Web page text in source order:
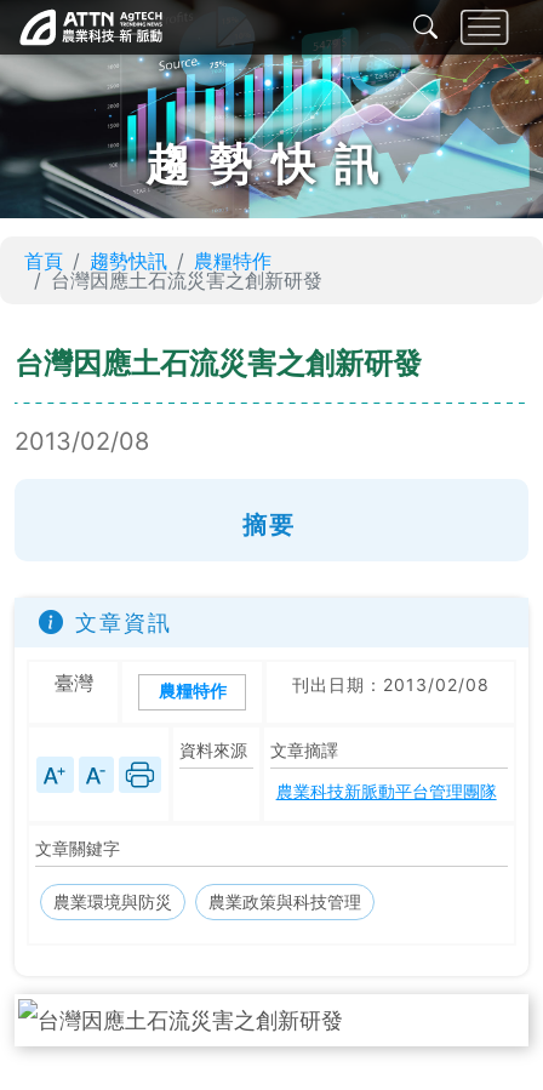
趨勢快訊
首頁 趨勢快訊
農糧特作
台灣因應土石流災害之創新研發
台灣因應土石流災害之創新研發
2013/02/08
摘要
文章資訊
臺灣 農糧特作 刊出日期：2013/02/08
資料來源
文章摘譯
農業科技新脈動平台管理團隊
文章關鍵字
農業環境與防災 農業政策與科技管理